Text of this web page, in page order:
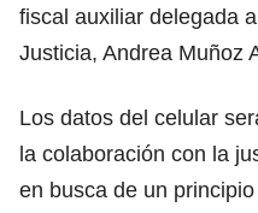
fiscal auxiliar delegada
Justicia, Andrea Muñoz
Los datos del celular
la colaboración con la
en busca de un